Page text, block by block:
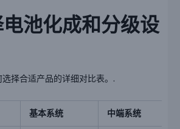
池化成和分级设
择合适产品的详细对比表。.
基本系统 中端系统